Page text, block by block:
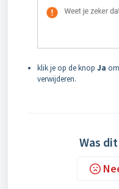
klik je op de knop Ja
verwijderen.
Was